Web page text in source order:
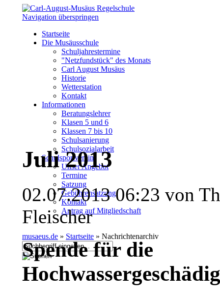
Navigation überspringen
Startseite
Die Musäusschule
Schuljahrestermine
"Netzfundstück" des Monats
Carl August Musäus
Historie
Wetterstation
Kontakt
Informationen
Beratungslehrer
Klasen 5 und 6
Klassen 7 bis 10
Schulsanierung
Schulsozialarbeit
Schulsportverein
Unser Angebot
Termine
Satzung
Gebührensatzung
Kontakt
Antrag auf Mitgliedschaft
musaeus.de » Startseite » Nachrichtenarchiv
Juli 2013
02.07.2013 06:23 von
Fleischer
Spende für die